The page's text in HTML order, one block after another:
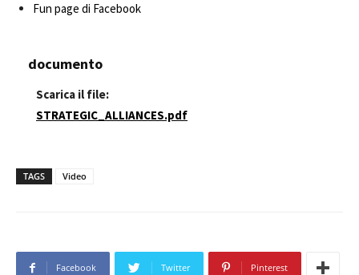
Fun page di Facebook
documento
Scarica il file:
STRATEGIC_ALLIANCES.pdf
TAGS Video
Facebook Twitter Pinterest